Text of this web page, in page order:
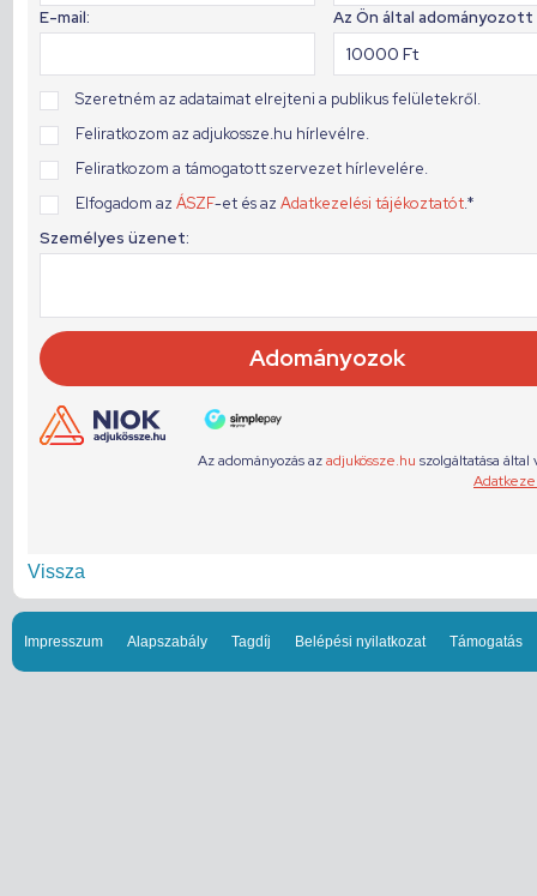
Vissza
Impresszum Alapszabály Tagdíj Belépési nyilatkozat Támogatás